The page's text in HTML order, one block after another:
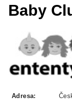
Baby
Adresa: